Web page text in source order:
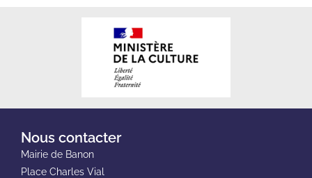
Nous contacter
Mairie de Banon
Place Charles Vial